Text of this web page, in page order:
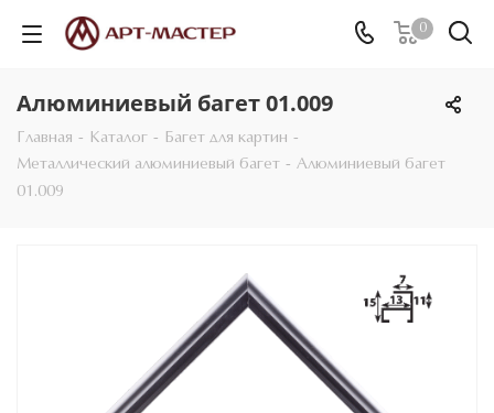
0
Алюминиевый багет 01.009
Главная - Каталог - Багет для картин -
Металлический алюминиевый багет - Алюминиевый багет
01.009